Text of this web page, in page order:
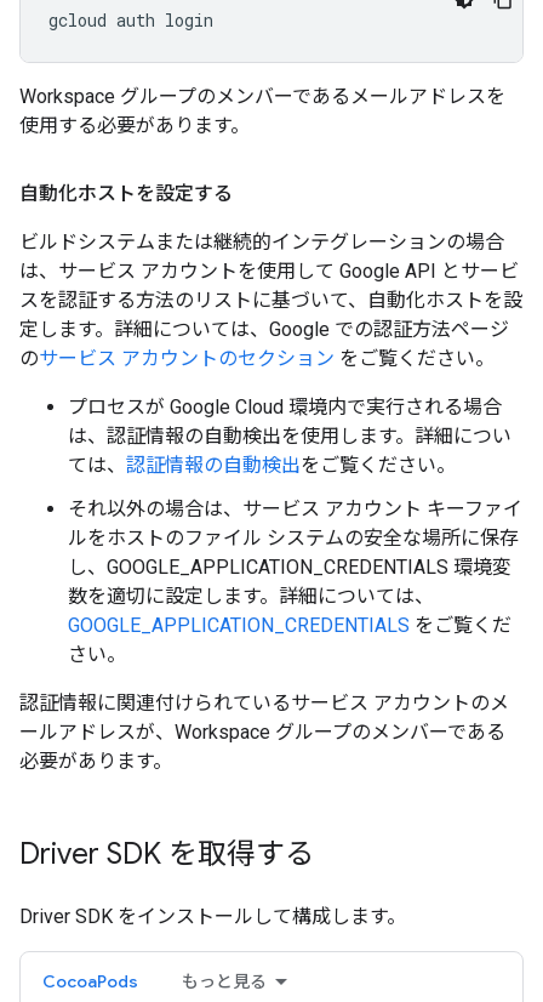
Workspace グループのメンバーであるメールアドレスを
使用する必要があります。
自動化ホストを設定する
ビルドシステムまたは継続的インテグレーションの場合
は、サービス アカウントを使用して Google API とサービ
スを認証する方法のリストに基づいて、自動化ホストを設
定します。詳細については、Google での認証方法ページ
のサービス アカウントのセクション をご覧ください。
プロセスが Google Cloud 環境内で実行される場合
は、認証情報の自動検出を使用します。詳細につい
ては、 認証情報の自動検出をご覧ください。
それ以外の場合は、サービス アカウント キーファイ
ルをホストのファイル システムの安全な場所に保存
し、GOOGLE_APPLICATION_CREDENTIALS 環境変
数を適切に設定します。詳細については、
GOOGLE_APPLICATION_CREDENTIALS をご覧くだ
さい。
認証情報に関連付けられているサービス アカウントのメ
ールアドレスが、Workspace グループのメンバーである
必要があります。
Driver SDK を取得する
Driver SDK をインストールして構成します。
CocoaPods もっと見る